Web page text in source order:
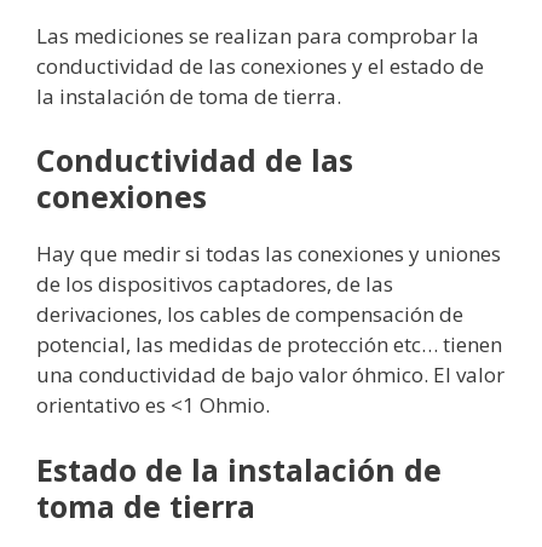
Las mediciones se realizan para comprobar la
conductividad de las conexiones y el estado de
la instalación de toma de tierra.
Conductividad de las
conexiones
Hay que medir si todas las conexiones y uniones
de los dispositivos captadores, de las
derivaciones, los cables de compensación de
potencial, las medidas de protección etc… tienen
una conductividad de bajo valor óhmico. El valor
orientativo es <1 Ohmio.
Estado de la instalación de
toma de tierra